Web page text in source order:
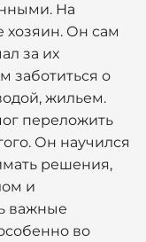
На
хозяин. Он сам
за их
заботиться о
жильем.
переложить
Он научился
решения,
и
важные
во